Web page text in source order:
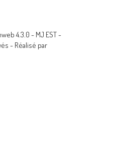
4.3.0 - MJ EST -
- Réalisé par